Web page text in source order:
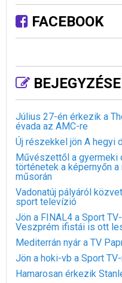
FACEBOOK
Július 27-én érkezik a
évada az AMC-re
Új részekkel jön A hegyi
Művészettől a
történetek a képernyőn
műsorán
Vadonatúj pályáról
sport televízió
Jön a FINAL4 a Sport
Veszprém ifistái is ott
Mediterrán nyár a TV
Jön a hoki-vb a Sport
Hamarosan érkezik